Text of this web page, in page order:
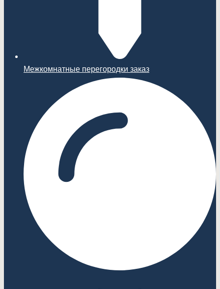
Межкомнатные перегородки заказ